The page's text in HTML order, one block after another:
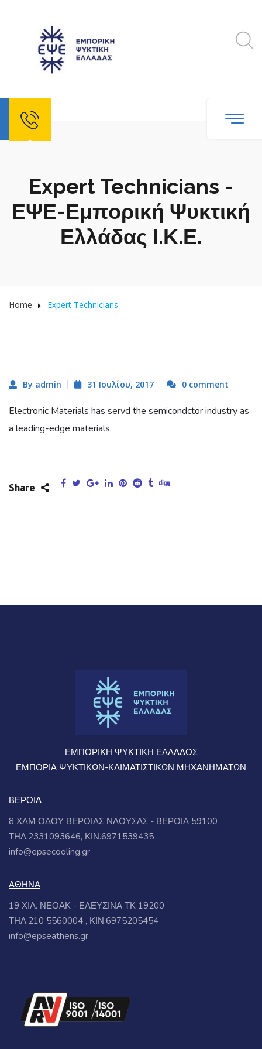
Expert Technicians -
ΕΨΕ-Εμπορική Ψυκτική
Ελλάδας Ι.Κ.Ε.
Home Expert Technicians
By admin 31 Ιουλίου, 2017 0 comment
Electronic Materials has servd the semicondctor industry as
a leading-edge materials.
Share
ΕΜΠΟΡΙΚΗ ΨΥΚΤΙΚΗ ΕΛΛΑΔΟΣ
ΕΜΠΟΡΙΑ ΨΥΚΤΙΚΩΝ-ΚΛΙΜΑΤΙΣΤΙΚΩΝ ΜΗΧΑΝΗΜΑΤΩΝ
ΒΕΡΟΙΑ
8 ΧΛΜ ΟΔΟΥ ΒΕΡΟΙΑΣ ΝΑΟΥΣΑΣ - ΒΕΡΟΙΑ 59100
ΤΗΛ.2331093646, ΚΙΝ.6971539435
info@epsecooling.gr
ΑΘΗΝΑ
19 ΧΙΛ. ΝΕΟΑΚ - ΕΛΕΥΣΙΝΑ ΤΚ 19200
ΤΗΛ.210 5560004 , ΚΙΝ.6975205454
info@epseathens.gr